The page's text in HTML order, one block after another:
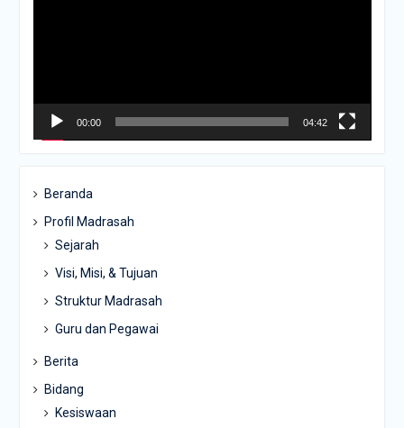
00:00 04:42
Beranda
Profil Madrasah
Sejarah
Visi, Misi, & Tujuan
Struktur Madrasah
Guru dan Pegawai
Berita
Bidang
Kesiswaan